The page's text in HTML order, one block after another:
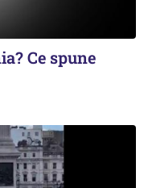
Ce spune